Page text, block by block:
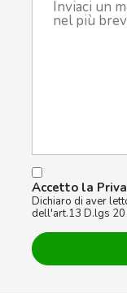
Accetto la
Dichiaro di aver
dell'art.13 D.lgs